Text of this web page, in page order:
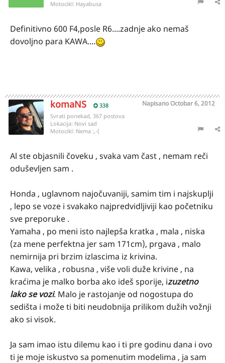
Motocikl: Hayabusa
Definitivno 600 F4,posle R6....zadnje ako nemaš
dovoljno para KAWA....
komaNS 338 NapisanoOctobar 6, 2012
Svrati ponekad, 367 postova
Lokacija: Novi sad
Motocikl: Nema :,-(
Al ste objasnili čoveku , svaka vam čast , nemam reči
oduševljen sam .
Honda , uglavnom najočuvaniji, samim tim i najskuplji
, lepo se voze i svakako najpredvidljiviji kao početniku
sve preporuke .
Yamaha , po meni isto najlepša kratka , mala , niska
(za mene perfektna jer sam 171cm), prgava , malo
nemirnija pri brzim izlascima iz krivina.
Kawa, velika , robusna , više voli duže krivine , na
kraćima je malko borba ako ideš sporije, izuzetno
lako se vozi. Malo je rastojanje od nogostupa do
sedišta i može ti biti neudobnija prilikom dužih vožnji
ako si visok.
Ja sam imao istu dilemu kao i ti pre godinu dana i ovo
ti je moje iskustvo sa pomenutim modelima , ja sam